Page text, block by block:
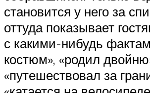
становится у него за
оттуда показывает
с какими-нибудь
костюм», «родил
«путешествовал за